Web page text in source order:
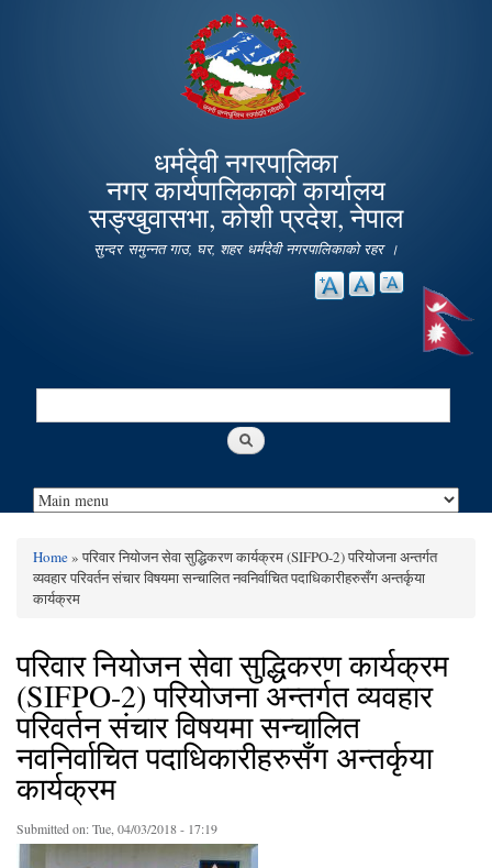
main
content
धर्मदेवी नगरपालिका
नगर कार्यपालिकाको कार्यालय
सङ्खुवासभा, कोशी प्रदेश, नेपाल
सुन्दर समुन्नत गाउ, घर, शहर धर्मदेवी नगरपालिकाको रहर ।
Search
You are here
Home» परिवार नियोजन सेवा सुद्धिकरण कार्यक्रम (SIFPO-2) परियोजना अन्तर्गत
व्यवहार परिवर्तन संचार विषयमा सन्चालित नवनिर्वाचित पदाधिकारीहरुसँग अन्तर्कृया
कार्यक्रम
परिवार नियोजन सेवा सुद्धिकरण कार्यक्रम
(SIFPO-2) परियोजना अन्तर्गत व्यवहार
परिवर्तन संचार विषयमा सन्चालित
नवनिर्वाचित पदाधिकारीहरुसँग अन्तर्कृया
कार्यक्रम
Submitted on:Tue, 04/03/2018 - 17:19